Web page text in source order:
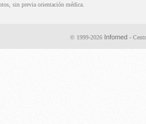
sin previa orientación médica.
© 1999-2026 Infomed -